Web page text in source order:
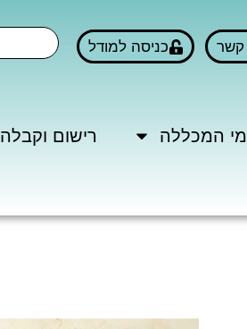
קשר כניסה למודל
המכללה רישום וקבלה